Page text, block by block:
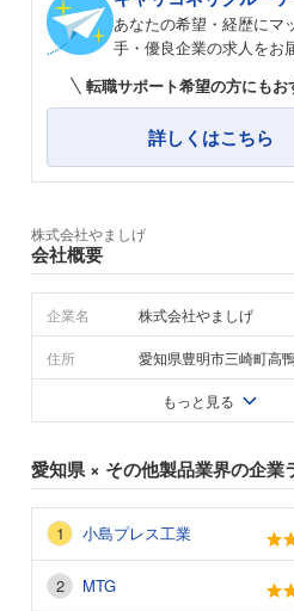
あなたの希望・経歴にマ
手・優良企業の求人をお
転職サポート希望の方にもお
詳しくはこちら
株式会社やましげ
会社概要
企業名 株式会社やましげ
住所 愛知県豊明市三崎町高
もっと見る
愛知県× その他製品業界の企業
小島プレス工業
MTG